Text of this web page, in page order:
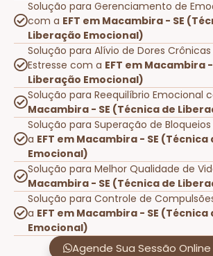
Solução para Gerenciamento de
com a EFT em Macambira - SE
Liberação Emocional)
Solução para Alívio de Dores
Estresse com a EFT em Macambira
Liberação Emocional)
Solução para Reequilíbrio Emocional
Macambira - SE (Técnica de
Solução para Superação de
a EFT em Macambira - SE
Emocional)
Solução para Melhor Qualidade de
Macambira - SE (Técnica de
Solução para Controle de
a EFT em Macambira - SE
Emocional)
Agende Sua Sessão